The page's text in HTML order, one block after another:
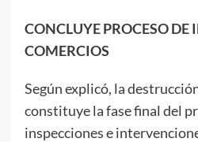
CONCLUYE PROCESO
COMERCIOS
Según explicó, la
constituye la fase final del
inspecciones e